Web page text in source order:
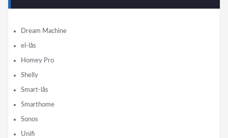
Dream Machine
el-lås
Homey Pro
Shelly
Smart-lås
Smarthome
Sonos
Unifi